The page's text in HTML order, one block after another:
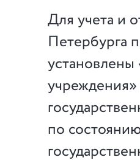
Для учета и
Петербурга
установлены
по